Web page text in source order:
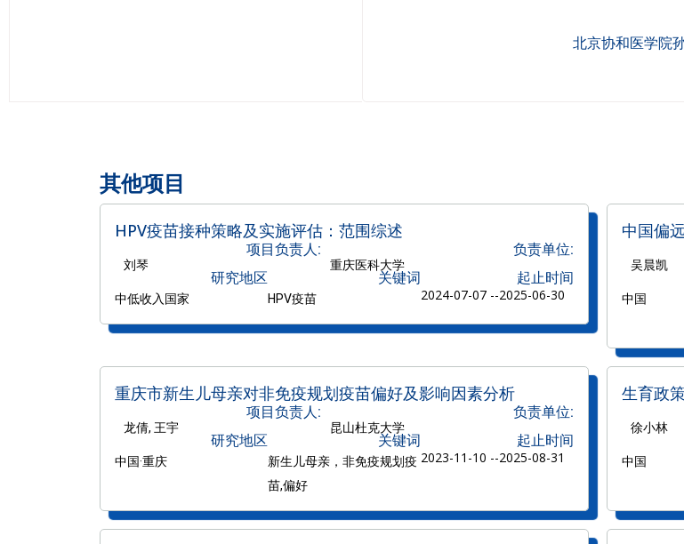
北京协和医学院
其他项目
HPV疫苗接种策略及实施评估：范围综述
项目负责人:
刘琴
负责单位:
重庆医科大学
研究地区
中低收入国家
关键词
HPV疫苗
起止时间
2024-07-07 --2025-06-30
中国偏
吴晨凯
中国
重庆市新生儿母亲对非免疫规划疫苗偏好及影响因素分析
项目负责人:
龙倩, 王宇
负责单位:
昆山杜克大学
研究地区
中国·重庆
关键词
新生儿母亲，非免疫规划疫
苗,偏好
起止时间
2023-11-10 --2025-08-31
生育政
徐小林
中国